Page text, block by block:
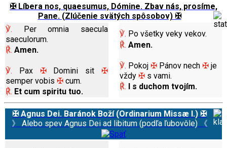
✠ Líbera nos, quaesumus, Dómine. Zbav nás, prosíme,
Pane. (Zlúčenie svätých spôsobov) ✠
℣. Per omnia saecula
saeculorum.
℟. Amen.
℣. Pax ✠ Domini sit
✠
semper vobis ✠ cum.
℟. Et cum spiritu tuo.
℣. Po všetky veky vekov.
℟. Amen.
℣. Pokoj ✠ Pánov nech ✠ je
vždy ✠ s vami.
℟. I s duchom tvojím.
✠ Agnus Dei. Baránok Boží (Ordinarium Missæ I.) ✠
》 Alebo spev Agnus Dei ad libitum (podľa ľubovôle) 《